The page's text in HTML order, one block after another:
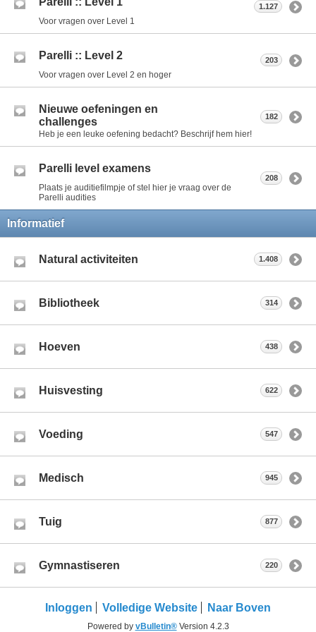
Voor vragen over Level 1
1.127
Parelli :: Level 2
Voor vragen over Level 2 en hoger
203
Nieuwe oefeningen en
challenges
Heb je een leuke oefening bedacht? Beschrijf hem hier!
182
Parelli level examens
Plaats je auditiefilmpje of stel hier je vraag over de
Parelli audities
208
Informatief
Natural activiteiten 1.408
Bibliotheek 314
Hoeven 438
Huisvesting 622
Voeding 547
Medisch 945
Tuig 877
Gymnastiseren 220
Inloggen Volledige Website Naar Boven
Powered by vBulletin®Version 4.2.3